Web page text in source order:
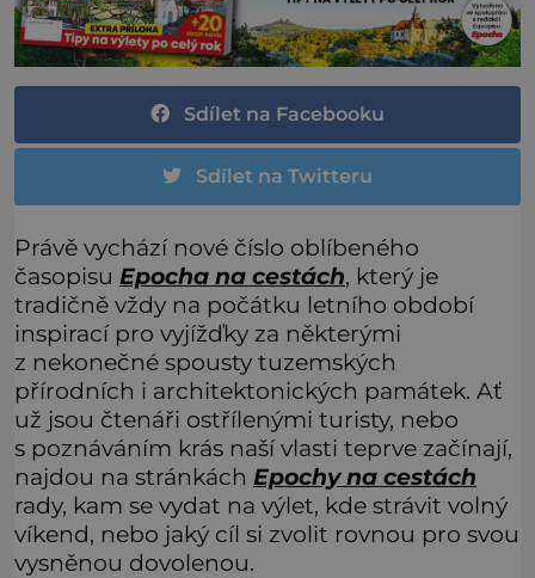
Sdílet na Facebooku
Sdílet na Twitteru
Právě vychází nové číslo oblíbeného
časopisu Epocha na cestách, který je
tradičně vždy na počátku letního období
inspirací pro vyjížďky za některými
z nekonečné spousty tuzemských
přírodních i architektonických památek. Ať
už jsou čtenáři ostřílenými turisty, nebo
s poznáváním krás naší vlasti teprve začínají,
najdou na stránkách Epochy na cestách
rady, kam se vydat na výlet, kde strávit volný
víkend, nebo jaký cíl si zvolit rovnou pro svou
vysněnou dovolenou.